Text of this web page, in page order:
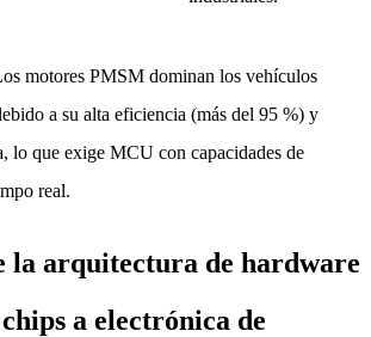
motores PMSM dominan los vehículos
a su alta eficiencia (más del 95 %) y
lo que exige MCU con capacidades de
real.
la arquitectura de hardware
a electrónica de